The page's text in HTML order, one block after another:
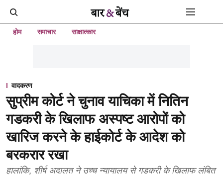
होम समाचार साक्षात्कार
वादकरण
सुप्रीम कोर्ट ने चुनाव याचिका में नितिन
गडकरी के खिलाफ अस्पष्ट आरोपों को
खारिज करने के हाईकोर्ट के आदेश को
बरकरार रखा
हालांकि, शीर्ष अदालत ने उच्च न्यायालय से गडकरी के खिलाफ लंबित